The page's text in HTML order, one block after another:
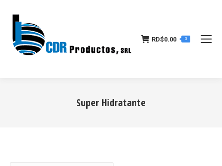
RD$0.00 0
Super Hidratante